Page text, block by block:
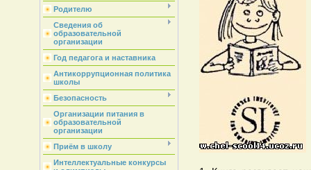
Родителю
Сведения об
образовательной
организации
Год педагога и наставника
Антикоррупционная политика
школы
Безопасность
Организации питания в
образовательной
организации
Приём в школу
Интеллектуальные конкурсы